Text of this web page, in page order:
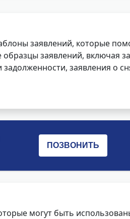
заявлений, которые
заявлений, включая
заявления о
могут быть